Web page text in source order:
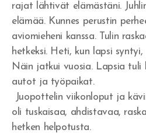
rajat lähtivät elämästäni.
elämää. Kunnes perustin
aviomieheni kanssa. Tulin
hetkeksi. Heti, kun lapsi
Näin jatkui vuosia. Lapsia tuli
autot ja työpaikat.
Juopottelin viikonloput ja
oli tuskaisaa, ahdistavaa,
hetken helpotusta.
Laki ja armo
Mooabilainen jäännös
Sydämen palvelu
Rakkauden valinta
Joosua ja Kaaleb sukupolvi